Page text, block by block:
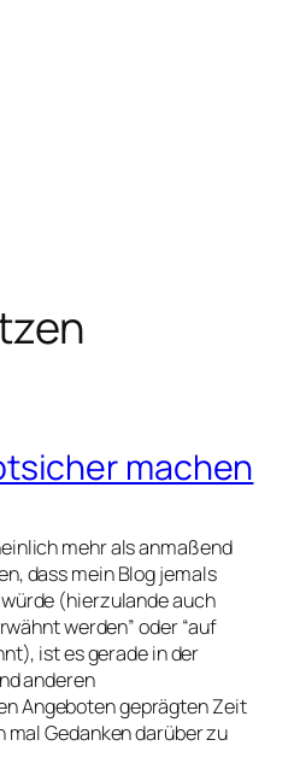
machen
mehr als anmaßend
dass mein Blog jemals
(hierzulande auch
werden” oder “auf
ist es gerade in der
anderen
Angeboten geprägten Zeit
Gedanken darüber zu